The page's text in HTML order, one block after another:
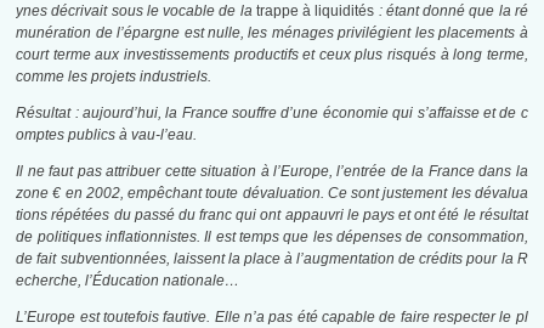
ynes décrivait sous le vocable de la trappe à liquidités : étant donné que la ré
munération de l’épargne est nulle, les ménages privilégient les placements à
court terme aux investissements productifs et ceux plus risqués à long terme,
comme les projets industriels.
Résultat : aujourd’hui, la France souffre d’une économie qui s’affaisse et de c
omptes publics à vau-l’eau.
Il ne faut pas attribuer cette situation à l’Europe, l’entrée de la France dans la
zone € en 2002, empêchant toute dévaluation. Ce sont justement les dévalua
tions répétées du passé du franc qui ont appauvri le pays et ont été le résultat
de politiques inflationnistes. Il est temps que les dépenses de consommation,
de fait subventionnées, laissent la place à l’augmentation de crédits pour la R
echerche, l’Éducation nationale…
L’Europe est toutefois fautive. Elle n’a pas été capable de faire respecter le pl